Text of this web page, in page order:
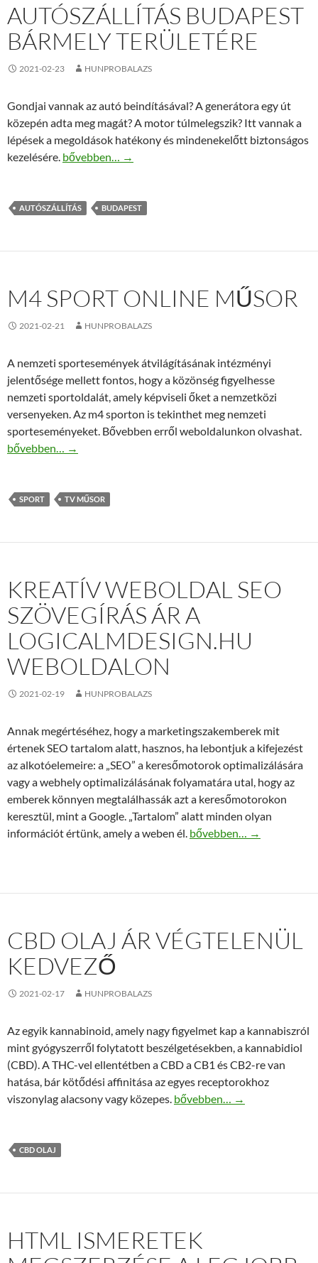
AUTÓSZÁLLÍTÁS BUDAPEST
BÁRMELY TERÜLETÉRE
2021-02-23 HUNPROBALAZS
Gondjai vannak az autó beindításával? A generátora egy út
közepén adta meg magát? A motor túlmelegszik? Itt vannak a
lépések a megoldások hatékony és mindenekelőtt biztonságos
kezelésére. Autószállítás Budapest bármely területére
bővebben… →
AUTÓSZÁLLÍTÁS BUDAPEST
M4 SPORT ONLINE MŰSOR
2021-02-21 HUNPROBALAZS
A nemzeti sportesemények átvilágításának intézményi
jelentősége mellett fontos, hogy a közönség figyelhesse
nemzeti sportoldalát, amely képviseli őket a nemzetközi
versenyeken. Az m4 sporton is tekinthet meg nemzeti
sporteseményeket. Bővebben erről weboldalunkon olvashat.
M4 sport online műsor
bővebben… →
SPORT TV MŰSOR
KREATÍV WEBOLDAL SEO
SZÖVEGÍRÁS ÁR A
LOGICALMDESIGN.HU
WEBOLDALON
2021-02-19 HUNPROBALAZS
Annak megértéséhez, hogy a marketingszakemberek mit
értenek SEO tartalom alatt, hasznos, ha lebontjuk a kifejezést
az alkotóelemeire: a „SEO” a keresőmotorok optimalizálására
vagy a webhely optimalizálásának folyamatára utal, hogy az
emberek könnyen megtalálhassák azt a keresőmotorokon
keresztül, mint a Google. „Tartalom” alatt minden olyan
információt értünk, amely a weben él. Kreatív weboldal SEO
bővebben… →
CBD OLAJ ÁR VÉGTELENÜL
KEDVEZŐ
2021-02-17 HUNPROBALAZS
Az egyik kannabinoid, amely nagy figyelmet kap a kannabiszról
mint gyógyszerről folytatott beszélgetésekben, a kannabidiol
(CBD). A THC-vel ellentétben a CBD a CB1 és CB2-re van
hatása, bár kötődési affinitása az egyes receptorokhoz
viszonylag alacsony vagy közepes. CBD olaj ár végtelenül
bővebben… →
CBD OLAJ
HTML ISMERETEK